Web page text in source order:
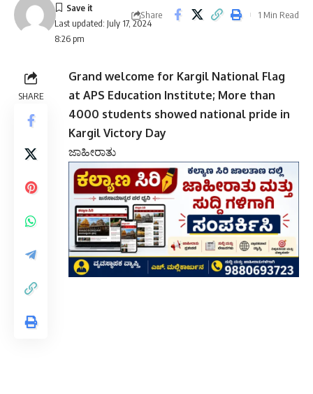
Last updated: July 17, 2024
8:26 pm
Share 1 Min Read
SHARE
Grand welcome for Kargil National Flag
at APS Education Institute; More than
4000 students showed national pride in
Kargil Victory Day
ಜಾಹೀರಾತು